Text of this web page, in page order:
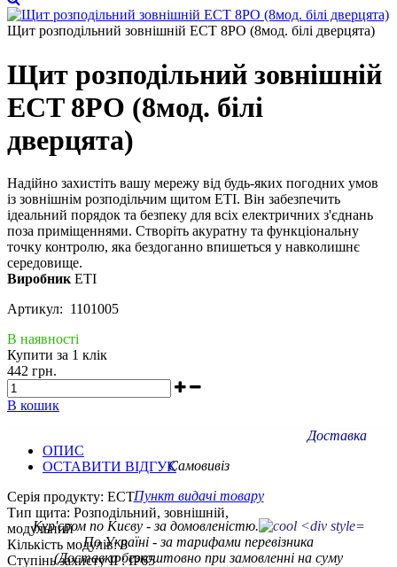
Щит розподільний зовнішній ECT 8PO (8мод. білі дверцята)
Щит розподільний зовнішній
ECT 8PO (8мод. білі
дверцята)
Надійно захистіть вашу мережу від будь-яких погодних умов
із зовнішнім розподільчим щитом ETI. Він забезпечить
ідеальний порядок та безпеку для всіх електричних з'єднань
поза приміщеннями. Створіть акуратну та функціональну
точку контролю, яка бездоганно впишеться у навколишнє
середовище.
Виробник ETI
Артикул: 1101005
В наявності
Купити за 1 клiк
442 грн.
В кошик
Доставка
Самовивіз
Пункт видачі товару
Кур'єром по Києву - за домовленістю.
По Україні - за тарифами перевізника
(Доставка безкоштовно при замовленні на суму
ОПИС
ОСТАВИТИ ВІДГУК
Серія продукту: ECT
Тип щита: Розподільний, зовнішній,
модульний
Кількість модулів: 8
Ступінь захисту IP: IP65